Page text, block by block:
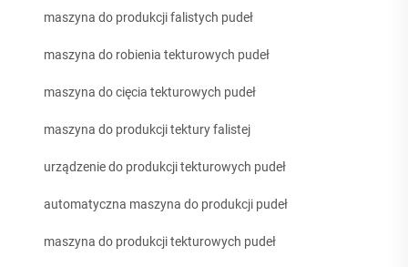
maszyna do produkcji falistych pudeł
maszyna do robienia tekturowych pudeł
maszyna do cięcia tekturowych pudeł
maszyna do produkcji tektury falistej
urządzenie do produkcji tekturowych pudeł
automatyczna maszyna do produkcji pudeł
maszyna do produkcji tekturowych pudeł